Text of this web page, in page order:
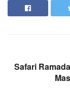
Safari